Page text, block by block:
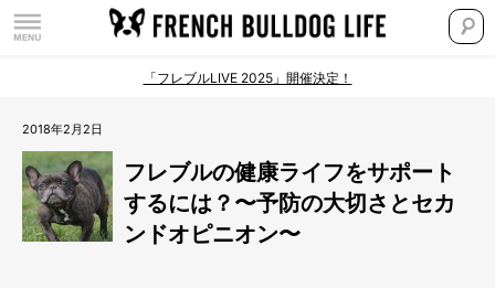
「フレブルLIVE 2025」開催決定！
2018年2月2日
フレブルの健康ライフをサポート
するには？〜予防の大切さとセカ
ンドオピニオン〜